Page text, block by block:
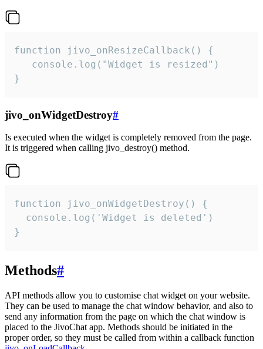
function jivo_onResizeCallback() {
   console.log("Widget is resized")
}
jivo_onWidgetDestroy#
Is executed when the widget is completely removed from the page.
It is triggered when calling jivo_destroy() method.
function jivo_onWidgetDestroy() {
  console.log('Widget is deleted')
}
Methods#
API methods allow you to customise chat widget on your website.
They can be used to manage the chat window behavior, and also to
send any information from the page on which the chat window is
placed to the JivoChat app. Methods should be initiated in the
proper order, so they must be called from within a callback function